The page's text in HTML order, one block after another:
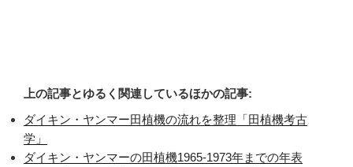
上の記事とゆるく関連しているほかの記事:
ダイキン・ヤンマー田植機の流れを整理「田植機考古
学」
ダイキン・ヤンマーの田植機1965-1973年までの年表